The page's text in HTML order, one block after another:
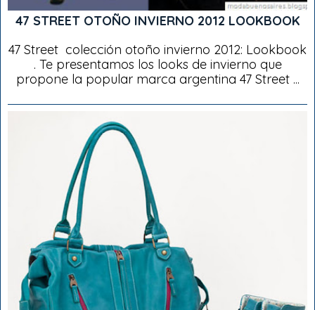
47 STREET OTOÑO INVIERNO 2012 LOOKBOOK
47 Street colección otoño invierno 2012: Lookbook
. Te presentamos los looks de invierno que
propone la popular marca argentina 47 Street ...